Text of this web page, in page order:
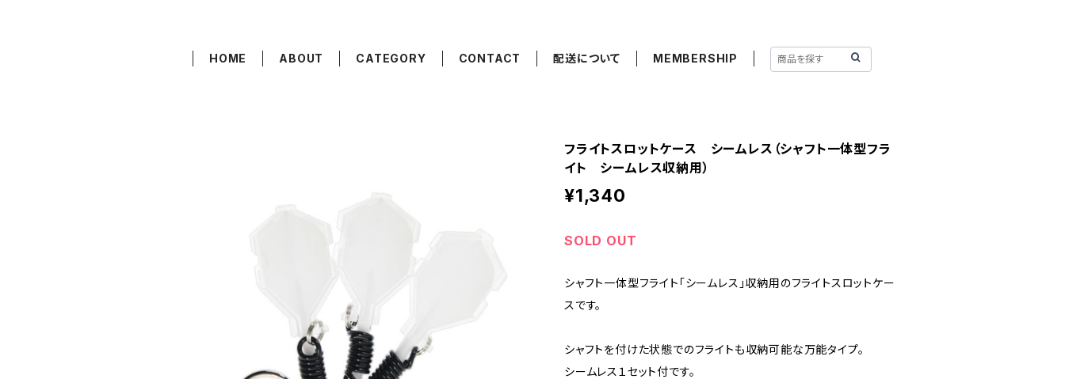
HOME ABOUT CATEGORY CONTACT 配送について MEMBERSHIP
フライトスロットケース シームレス（シャフト一体型フラ
イト シームレス収納用）
¥1,340
SOLD OUT
シャフト一体型フライト「シームレス」収納用のフライトスロットケー
スです。
シャフトを付けた状態でのフライトも収納可能な万能タイプ。
シームレス１セット付です。